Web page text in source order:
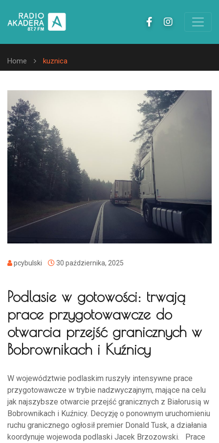
Home kuznica
pcybulski 30 października, 2025
Podlasie w gotowości: trwają
prace przygotowawcze do
otwarcia przejść granicznych w
Bobrownikach i Kuźnicy
W województwie podlaskim ruszyły intensywne prace
przygotowawcze w trybie nadzwyczajnym, mające na celu
jak najszybsze otwarcie przejść granicznych z Białorusią w
Bobrownikach i Kuźnicy. Decyzję o ponownym uruchomieniu
ruchu granicznego ogłosił premier Donald Tusk, a działania
koordynuje wojewoda podlaski Jacek Brzozowski. Prace